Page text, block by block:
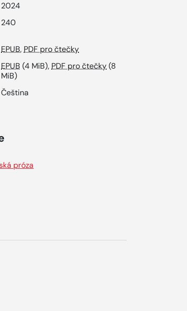
2024
240
EPUB,PDF pro čtečky
EPUB (4 MiB),PDF pro čtečky(8
MiB)
Čeština
próza